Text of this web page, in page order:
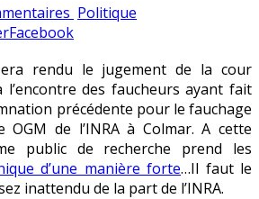
sur
Faucheurs
Colmar
:
communication
offensive
de
l’INRA
Publié
Politique
Facebook
rendu le jugement de la cour
l’encontre des faucheurs ayant fait
précédente pour le fauchage
de l’INRA à Colmar. A cette
public de recherche prend les
d’une manière forte…Il faut le
inattendu de la part de l’INRA.